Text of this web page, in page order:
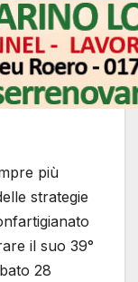
più
strategie
il suo 39°
28